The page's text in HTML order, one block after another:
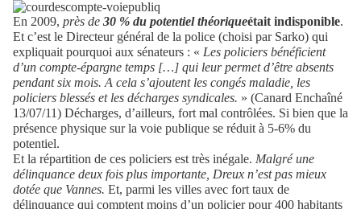
En 2009, près de 30 % du potentiel théoriqueétait indisponible.
Et c’est le Directeur général de la police (choisi par Sarko) qui
expliquait pourquoi aux sénateurs : « Les policiers bénéficient
d’un compte-épargne temps […] qui leur permet d’être absents
pendant six mois. A cela s’ajoutent les congés maladie, les
policiers blessés et les décharges syndicales. » (Canard Enchaîné
13/07/11) Décharges, d’ailleurs, fort mal contrôlées. Si bien que la
présence physique sur la voie publique se réduit à 5-6% du
potentiel.
Et la répartition de ces policiers est très inégale. Malgré une
délinquance deux fois plus importante, Dreux n’est pas mieux
dotée que Vannes. Et, parmi les villes avec fort taux de
délinquance qui comptent moins d’un policier pour 400 habitants